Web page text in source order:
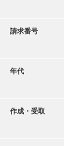
近代刊行写真帳類
請求番号
年代
作成・受取